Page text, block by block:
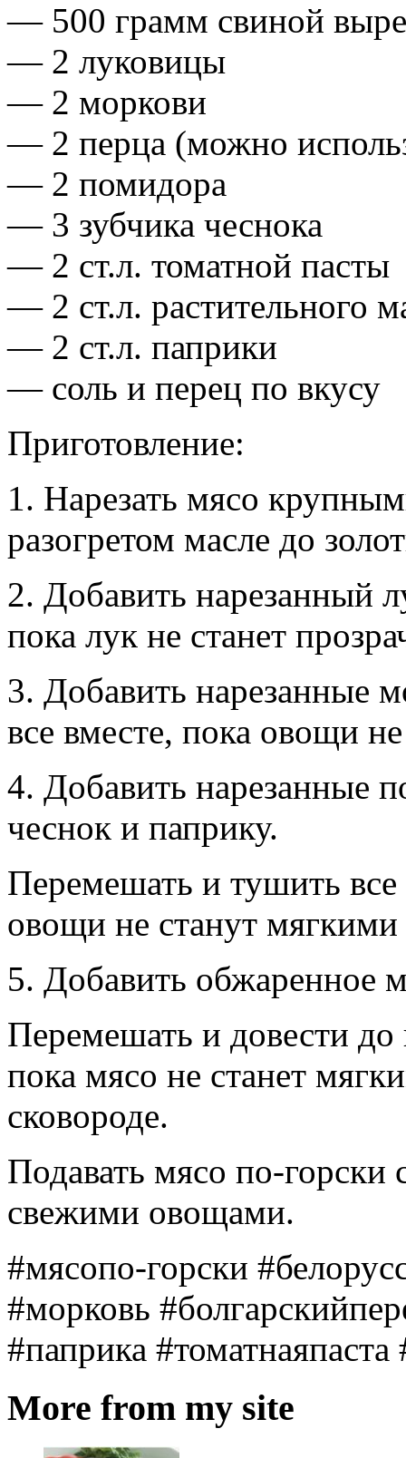
— 500 грамм свиной
— 2 луковицы
— 2 моркови
— 2 перца (можно
— 2 помидора
— 3 зубчика чеснока
— 2 ст.л. томатной пасты
— 2 ст.л. растительного
— 2 ст.л. паприки
— соль и перец по вкусу
Приготовление:
1. Нарезать мясо
разогретом масле до
2. Добавить нарезанный
пока лук не станет
3. Добавить нарезанные
все вместе, пока овощи
4. Добавить нарезанные
чеснок и паприку.
Перемешать и тушить все
овощи не станут
5. Добавить обжаренное
Перемешать и довести до
пока мясо не станет
сковороде.
Подавать мясо по-горски
свежими овощами.
#мясопо-горски
#морковь
#паприка #томатнаяпаста
More from my site